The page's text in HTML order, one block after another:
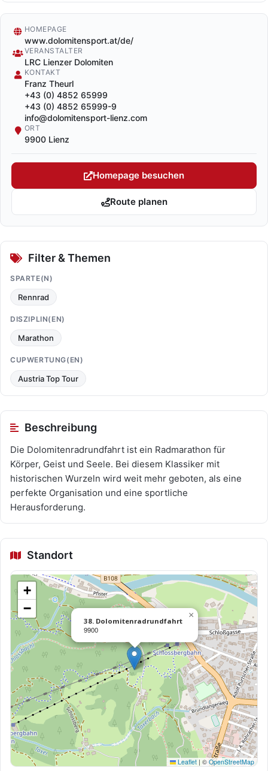
HOMEPAGE
www.dolomitensport.at/de/
VERANSTALTER
LRC Lienzer Dolomiten
KONTAKT
Franz Theurl
+43 (0) 4852 65999
+43 (0) 4852 65999-9
info@dolomitensport-lienz.com
ORT
9900 Lienz
Homepage besuchen
Route planen
Filter & Themen
SPARTE(N)
Rennrad
DISZIPLIN(EN)
Marathon
CUPWERTUNG(EN)
Austria Top Tour
Beschreibung
Die Dolomitenradrundfahrt ist ein Radmarathon für
Körper, Geist und Seele. Bei diesem Klassiker mit
historischen Wurzeln wird weit mehr geboten, als eine
perfekte Organisation und eine sportliche
Herausforderung.
Standort
38. Dolomitenradrundfahrt
9900
×
+
−
Leaflet | © OpenStreetMap